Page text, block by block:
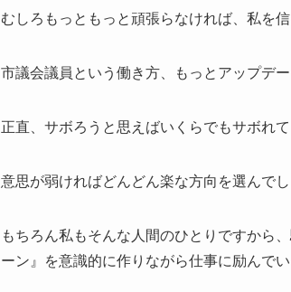
むしろもっともっと頑張らなければ、私を
市議会議員という働き方、もっとアップデ
正直、サボろうと思えばいくらでもサボれ
意思が弱ければどんどん楽な方向を選んでし
もちろん私もそんな人間のひとりですから
ーン』を意識的に作りながら仕事に励んで